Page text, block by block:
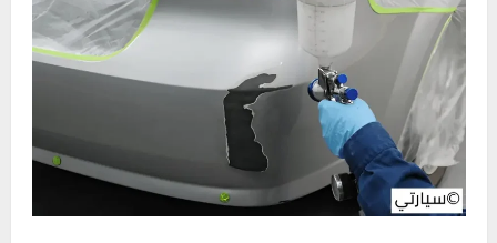
عمره ويحافظ على جمالية سيارتك، مما يزيد من
قيمتها عند البيع أو التبديل.
متى تحتاج إلى خبير في اصلاح
طلاء السيارة؟